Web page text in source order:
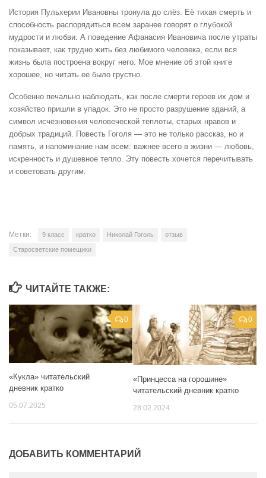
История Пульхерии Ивановны тронула до слёз. Её тихая смерть и
способность распорядиться всем заранее говорят о глубокой
мудрости и любви. А поведение Афанасия Ивановича после утраты
показывает, как трудно жить без любимого человека, если вся
жизнь была построена вокруг него. Мое мнение об этой книге
хорошее, но читать ее было грустно.
Особенно печально наблюдать, как после смерти героев их дом и
хозяйство пришли в упадок. Это не просто разрушение зданий, а
символ исчезновения человеческой теплоты, старых нравов и
добрых традиций. Повесть Гоголя — это не только рассказ, но и
память, и напоминание нам всем: важнее всего в жизни — любовь,
искренность и душевное тепло. Эту повесть хочется перечитывать
и советовать другим.
Метки: 9 класс кратко Николай Гоголь отзыв
Старосветские помещики
ЧИТАЙТЕ ТАКЖЕ:
0
«Кукла» читательский
дневник кратко
05.07.2025
0
«Принцесса на горошине»
читательский дневник кратко
28.02.2024
ДОБАВИТЬ КОММЕНТАРИЙ